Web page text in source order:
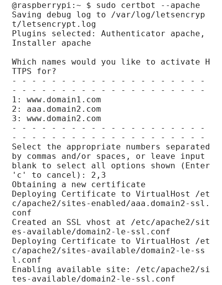
@raspberrypi:~ $ sudo certbot --apache
Saving debug log to /var/log/letsencryp
t/letsencrypt.log
Plugins selected: Authenticator apache,
Installer apache
Which names would you like to activate H
TTPS for?
- - - - - - - - - - - - - - - - - - - -
- - - - - - - - - - - - - - - - - - - -
1: www.domain1.com
2: aaa.domain2.com
3: www.domain2.com
- - - - - - - - - - - - - - - - - - - -
- - - - - - - - - - - - - - - - - - - -
Select the appropriate numbers separated
by commas and/or spaces, or leave input
blank to select all options shown (Enter
'c' to cancel): 2,3
Obtaining a new certificate
Deploying Certificate to VirtualHost /et
c/apache2/sites-enabled/aaa.domain2-ssl.
conf
Created an SSL vhost at /etc/apache2/sit
es-available/domain2-le-ssl.conf
Deploying Certificate to VirtualHost /et
c/apache2/sites-available/domain2-le-ss
l.conf
Enabling available site: /etc/apache2/si
tes-available/domain2-le-ssl.conf